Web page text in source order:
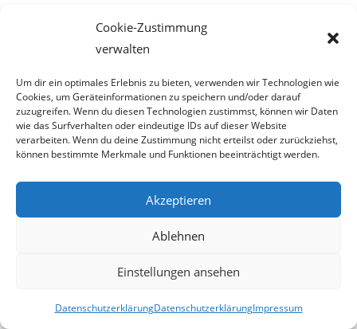
Cookie-Zustimmung
verwalten
Um dir ein optimales Erlebnis zu bieten, verwenden wir Technologien wie
Cookies, um Geräteinformationen zu speichern und/oder darauf
zuzugreifen. Wenn du diesen Technologien zustimmst, können wir Daten
wie das Surfverhalten oder eindeutige IDs auf dieser Website
verarbeiten. Wenn du deine Zustimmung nicht erteilst oder zurückziehst,
können bestimmte Merkmale und Funktionen beeinträchtigt werden.
Akzeptieren
Ablehnen
Einstellungen ansehen
DatenschutzerklärungDatenschutzerklärungImpressum
Aber zurück zum eigentlichem Thema. Wir stehen dem
Schusswaffengebrauch der Kremser
Polizisten, beim Einbruch in einem Merkur-Markt in Krems,
nach wie vor sehr kritisch gegen-
über.
Unseren Standpunkt haben wir auch in mehreren Beiträgen
klar dargelegt. Jedoch darf bei
aller Argumentation gegen diesen Schusswaffengebrauch,